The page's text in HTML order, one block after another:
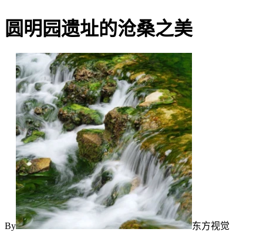
圆明园遗址的沧桑之美
By 东方视觉